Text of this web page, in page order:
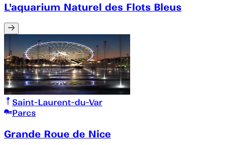
L'aquarium Naturel des Flots Bleus
Saint-Laurent-du-Var
Parcs
Grande Roue de Nice